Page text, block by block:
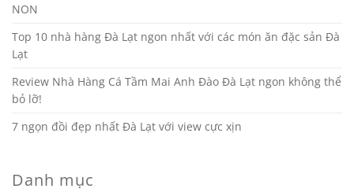
NON
Top 10 nhà hàng Đà Lạt ngon nhất với các món ăn đặc sản Đà
Lạt
Review Nhà Hàng Cá Tầm Mai Anh Đào Đà Lạt ngon không thể
bỏ lỡ!
7 ngọn đồi đẹp nhất Đà Lạt với view cực xịn
Danh mục